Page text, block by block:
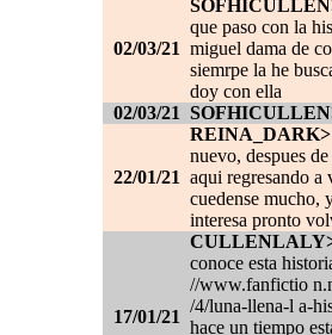
02/03/21
que paso con la
miguel dama de
siemrpe la he
doy con ella
02/03/21
22/01/21
REINA_DARK>
nuevo, despues
aqui regresando a
cuedense mucho,
interesa pronto
17/01/21
conoce esta
//www.fanfictio
/4/luna-llena-l a-
hace un tiempo